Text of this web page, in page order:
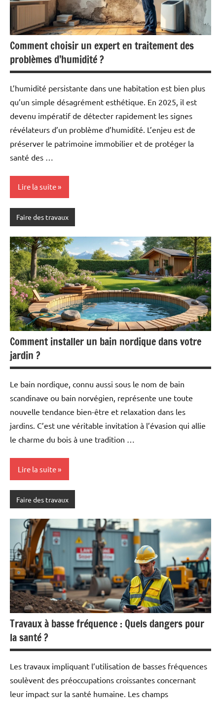
Comment choisir un expert en traitement des
problèmes d’humidité ?
L’humidité persistante dans une habitation est bien plus
qu’un simple désagrément esthétique. En 2025, il est
devenu impératif de détecter rapidement les signes
révélateurs d’un problème d’humidité. L’enjeu est de
préserver le patrimoine immobilier et de protéger la
santé des …
Lire la suite
Faire des travaux
Comment installer un bain nordique dans votre
jardin ?
Le bain nordique, connu aussi sous le nom de bain
scandinave ou bain norvégien, représente une toute
nouvelle tendance bien-être et relaxation dans les
jardins. C’est une véritable invitation à l’évasion qui allie
le charme du bois à une tradition …
Lire la suite
Faire des travaux
Travaux à basse fréquence : Quels dangers pour
la santé ?
Les travaux impliquant l’utilisation de basses fréquences
soulèvent des préoccupations croissantes concernant
leur impact sur la santé humaine. Les champs